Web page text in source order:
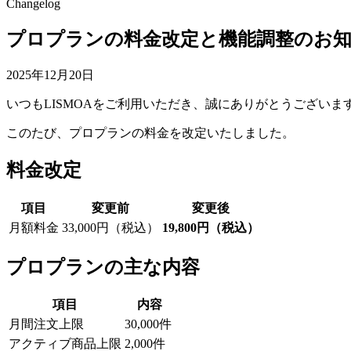
Changelog
プロプランの料金改定と機能調整のお
2025年12月20日
いつもLISMOAをご利用いただき、誠にありがとうございま
このたび、プロプランの料金を改定いたしました。
料金改定
項目 変更前
変更後
月額料金 33,000円（税込） 19,800円（税込）
プロプランの主な内容
項目
内容
月間注文上限
30,000件
アクティブ商品上限 2,000件